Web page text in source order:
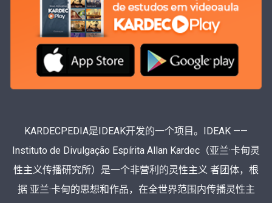
KARDECPEDIA是IDEAK开发的一个项目。IDEAK ——
Instituto de Divulgação Espírita Allan Kardec（亚兰·卡甸灵
性主义传播研究所）是一个非营利的灵性主义 者团体，根
据 亚兰·卡甸的思想和作品，在全世界范围内传播灵性主